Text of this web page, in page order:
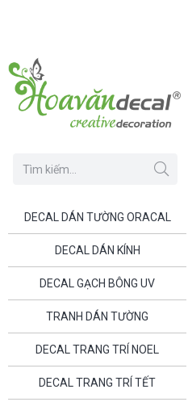
DECAL DÁN TƯỜNG ORACAL
DECAL DÁN KÍNH
DECAL GẠCH BÔNG UV
TRANH DÁN TƯỜNG
DECAL TRANG TRÍ NOEL
DECAL TRANG TRÍ TẾT